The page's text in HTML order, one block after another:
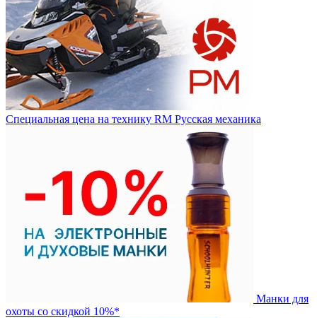
Специальная цена на технику RM Русская механика
Манки для
охоты со скидкой 10%*